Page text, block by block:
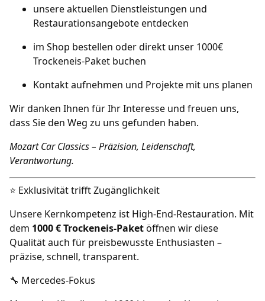
unsere aktuellen Dienstleistungen und
Restaurationsangebote entdecken
im Shop bestellen oder direkt unser 1000€
Trockeneis-Paket buchen
Kontakt aufnehmen und Projekte mit uns planen
Wir danken Ihnen für Ihr Interesse und freuen uns,
dass Sie den Weg zu uns gefunden haben.
Mozart Car Classics – Präzision, Leidenschaft,
Verantwortung.
⭐ Exklusivität trifft Zugänglichkeit
Unsere Kernkompetenz ist High-End-Restauration. Mit
dem 1000 € Trockeneis-Paketöffnen wir diese
Qualität auch für preisbewusste Enthusiasten –
präzise, schnell, transparent.
🔧 Mercedes-Fokus